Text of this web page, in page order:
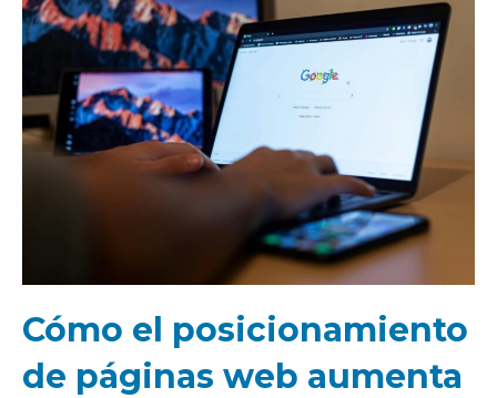
Cómo el posicionamiento
de páginas web aumenta